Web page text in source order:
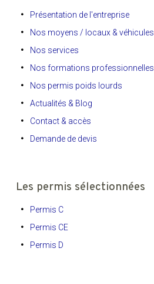
Présentation de l'entreprise
Nos moyens / locaux & véhicules
Nos services
Nos formations professionnelles
Nos permis poids lourds
Actualités & Blog
Contact & accès
Demande de devis
Les permis sélectionnées
Permis C
Permis CE
Permis D